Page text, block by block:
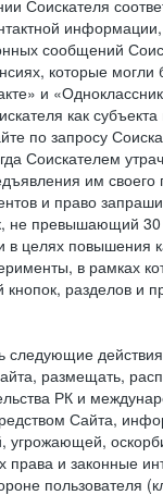
Соискателя
сообщений
которые
и
как
по запросу
Соискателем
им
и право
не превышающий
целях повышения
в рамках
разделов и
следующие
размещать,
РК и
Сайта,
права и законные
пользователя